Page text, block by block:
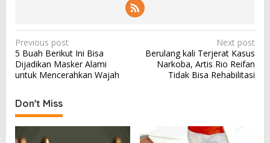
P
o
s
n
a
Previous post
5 Buah Berikut Ini Bisa
Dijadikan Masker Alami
untuk Mencerahkan Wajah
Next post
Berulang kali Terjerat Kasus
Narkoba, Artis Rio Reifan
Tidak Bisa Rehabilitasi
Don't Miss